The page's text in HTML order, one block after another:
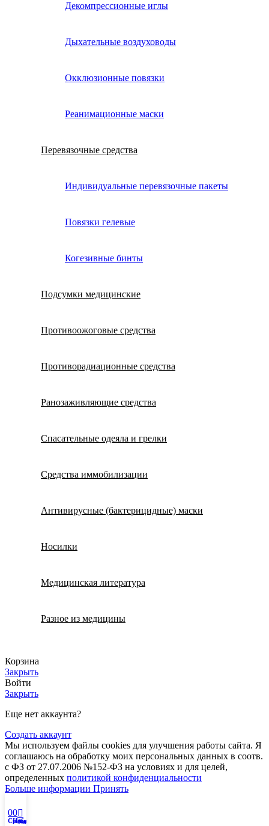
Декомпрессионные иглы
Дыхательные воздуховоды
Окклюзионные повязки
Реанимационные маски
Перевязочные средства
Индивидуальные перевязочные пакеты
Повязки гелевые
Когезивные бинты
Подсумки медицинские
Противоожоговые средства
Противорадиационные средства
Ранозаживляющие средства
Спасательные одеяла и грелки
Средства иммобилизации
Антивирусные (бактерицидные) маски
Носилки
Медицинская литература
Разное из медицины
Корзина
Закрыть
Войти
Закрыть
Еще нет аккаунта?
Создать аккаунт
Мы используем файлы cookies для улучшения работы сайта. Я
соглашаюсь на обработку моих персональных данных в соотв.
с ФЗ от 27.07.2006 №152-ФЗ на условиях и для целей,
определенных политикой конфиденциальности
Больше информации Принять
0
Сравнить
0
Избранное
Заказ